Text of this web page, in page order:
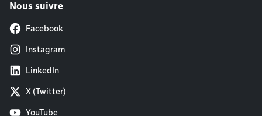
Nous suivre
Facebook
Instagram
LinkedIn
X (Twitter)
YouTube